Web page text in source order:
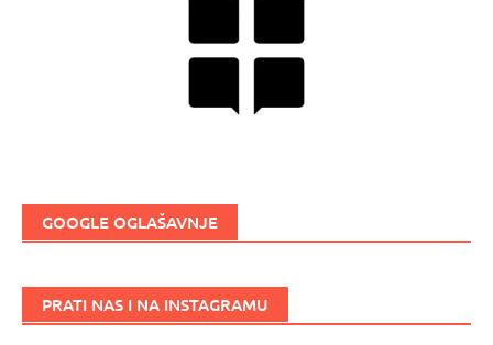
GOOGLE OGLAŠAVNJE
PRATI NAS I NA INSTAGRAMU